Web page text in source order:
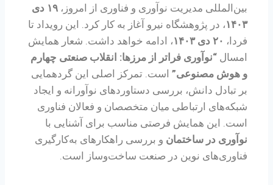
بین‌المللی مدیریت نوآوری و فناوری از امروز،
۱۹ دی
۱۴۰۳، در پژوهشگاه نیرو آغاز به کار کرد. این رویداد تا
فردا، ۲۰ دی ۱۴۰۳
، ادامه خواهد داشت. شعار همایش
امسال “نوآوری فراتر از مرزها: انقلاب صنعتی چهارم
و هوش مصنوعی” است. تمرکز اصلی این گردهمایی
بر تبادل دانش، بررسی دستاوردهای نوآورانه و ایجاد
شبکه‌های ارتباطی میان متخصصان و فعالان فناوری
است. این همایش فرصتی مناسب برای آشنایی با
نوآوری در ساختمان و بررسی راهکارهای به‌کارگیری
فناوری‌های نوین در صنعت ساخت‌وساز است.